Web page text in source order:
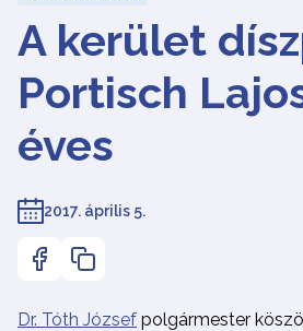
A kerület
Portisch
éves
2017. április 5.
Dr. Tóth József polgármester